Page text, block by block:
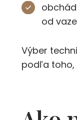
od
Výber
podľa toho,